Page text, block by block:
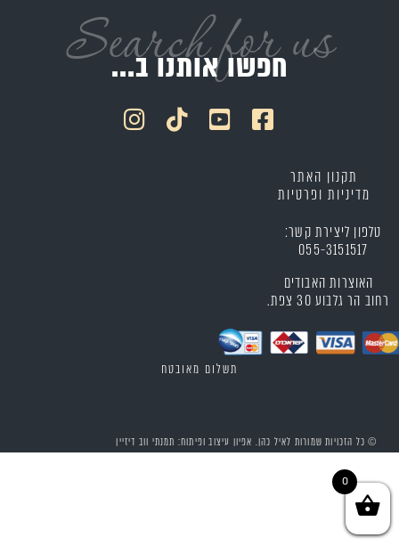
Search for us
חפשו אותנו ב...
תקנון האתר
מדיניות ופרטיות
טלפון ליצירת קשר:
055-3151517
האוצרות האבודים
רחוב הר גלבוע 30 צפת.
תשלום מאובטח
© כל הזכויות שמורות לאיל כהן. אפיון עיצוב ופיתוח: תמנתי ווב דיזיין​
0